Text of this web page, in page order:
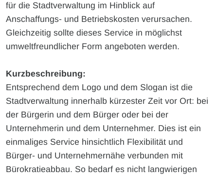
für die Stadtverwaltung im Hinblick auf
Anschaffungs- und Betriebskosten verursachen.
Gleichzeitig sollte dieses Service in möglichst
umweltfreundlicher Form angeboten werden.
Kurzbeschreibung:
Entsprechend dem Logo und dem Slogan ist die
Stadtverwaltung innerhalb kürzester Zeit vor Ort: bei
der Bürgerin und dem Bürger oder bei der
Unternehmerin und dem Unternehmer. Dies ist ein
einmaliges Service hinsichtlich Flexibilität und
Bürger- und Unternehmernähe verbunden mit
Bürokratieabbau. So bedarf es nicht langwierigen